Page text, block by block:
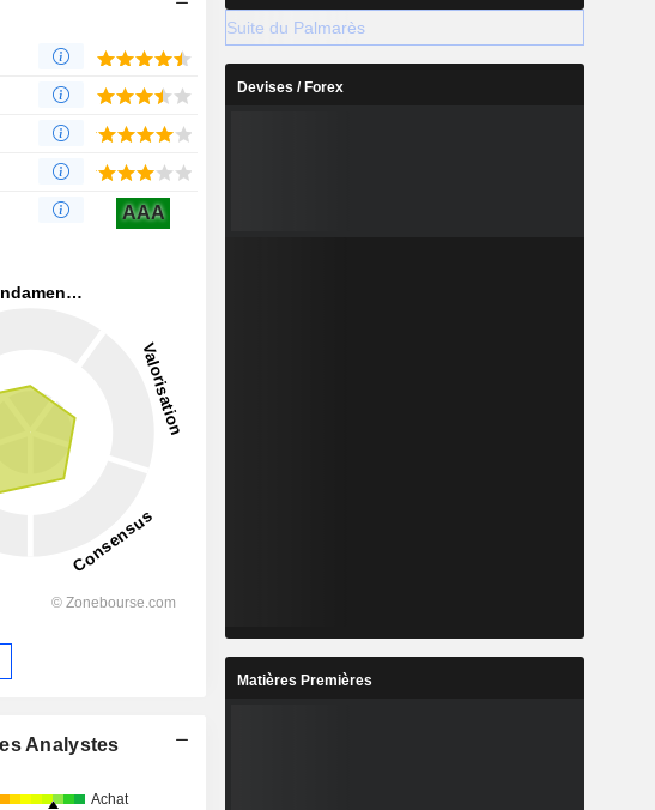
AAA
Analystes
Achat
Suite du Palmarès
Devises / Forex
Matières Premières